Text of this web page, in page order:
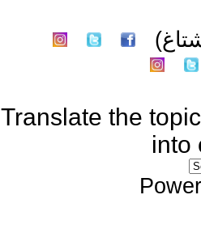
Translate the topic
into